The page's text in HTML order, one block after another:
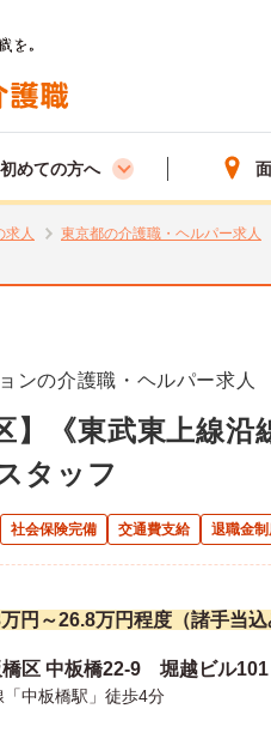
初めての方へ
求人 東京都の介護職・ヘルパー求人
ンの介護職・ヘルパー求人
】《東武東上線
タッフ
社会保険完備 交通費支給 退職金制
円～26.8万円程度（諸手当込
区 中板橋22-9 堀越ビル101
「中板橋駅」徒歩4分